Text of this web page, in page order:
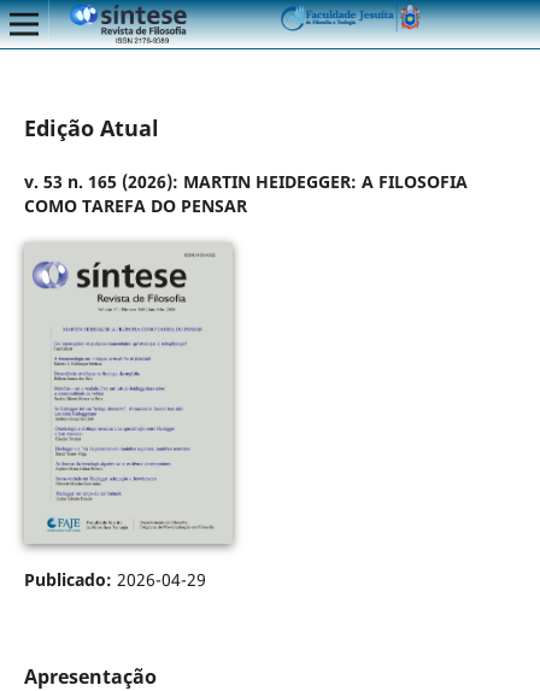
Edição Atual
v. 53 n. 165 (2026): MARTIN HEIDEGGER: A FILOSOFIA
COMO TAREFA DO PENSAR
Publicado: 2026-04-29
Apresentação